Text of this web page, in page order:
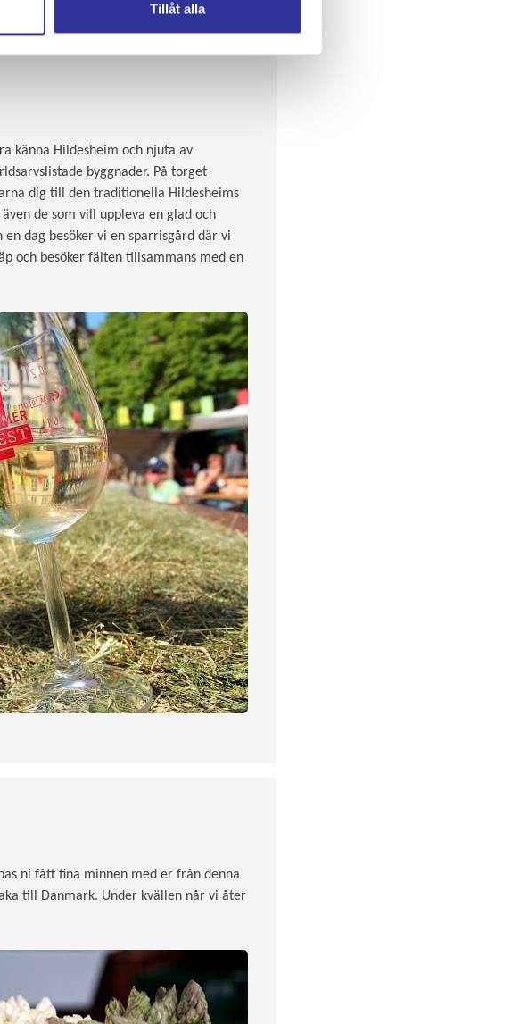
Tillåt alla
känna Hildesheim och njuta av
byggnader. På torget
dig till den traditionella Hildesheims
de som vill uppleva en glad och
dag besöker vi en sparrisgård där vi
och besöker fälten tillsammans med en
ni fått fina minnen med er från denna
till Danmark. Under kvällen når vi åter